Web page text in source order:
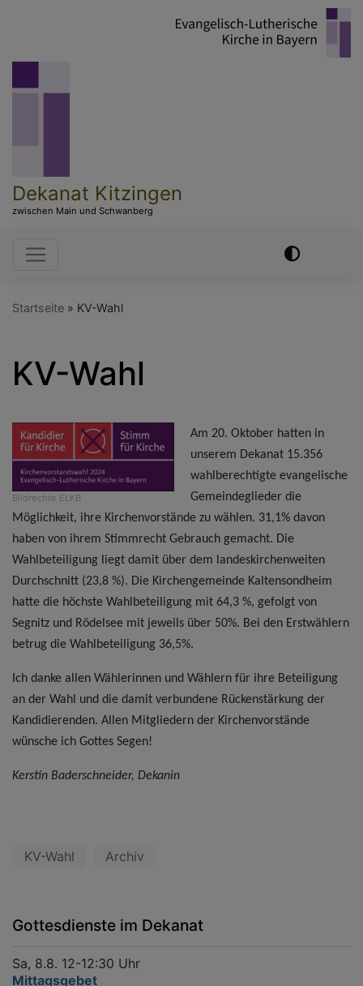
Dekanat Kitzingen
zwischen Main und Schwanberg
Hauptnavigation
Startseite KV-Wahl
KV-Wahl
Bildrechte ELKB
Am 20. Oktober hatten in
unserem Dekanat 15.356
wahlberechtigte evangelische
Gemeindeglieder die
Möglichkeit, ihre Kirchenvorstände zu wählen. 31,1% davon
haben von ihrem Stimmrecht Gebrauch gemacht. Die
Wahlbeteiligung liegt damit über dem landeskirchenweiten
Durchschnitt (23,8 %). Die Kirchengemeinde Kaltensondheim
hatte die höchste Wahlbeteiligung mit 64,3 %, gefolgt von
Segnitz und Rödelsee mit jeweils über 50%. Bei den Erstwählern
betrug die Wahlbeteiligung 36,5%.
Ich danke allen Wählerinnen und Wählern für ihre Beteiligung
an der Wahl und die damit verbundene Rückenstärkung der
Kandidierenden. Allen Mitgliedern der Kirchenvorstände
wünsche ich Gottes Segen!
Kerstin Baderschneider, Dekanin
KV-Wahl Archiv
Gottesdienste im Dekanat
Sa, 8.8. 12-12:30 Uhr
Mittagsgebet